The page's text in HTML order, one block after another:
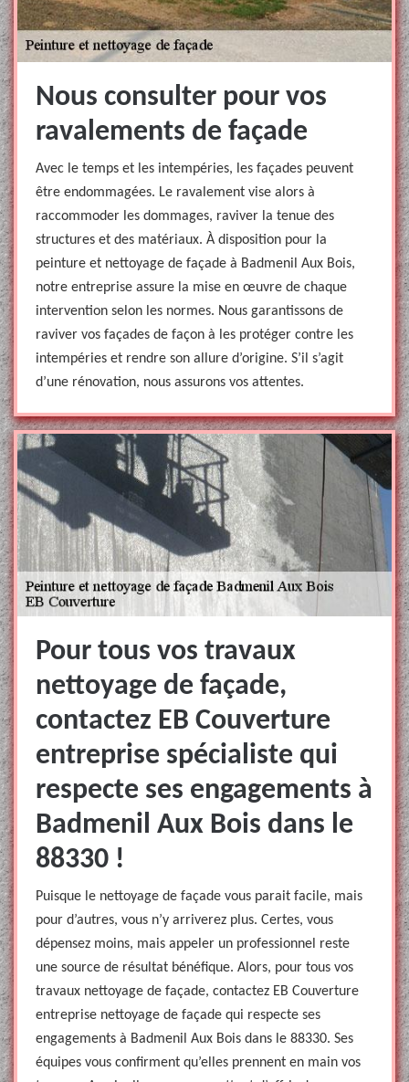
Nous consulter pour vos
ravalements de façade
Avec le temps et les intempéries, les façades peuvent
être endommagées. Le ravalement vise alors à
raccommoder les dommages, raviver la tenue des
structures et des matériaux. À disposition pour la
peinture et nettoyage de façade à Badmenil Aux Bois,
notre entreprise assure la mise en œuvre de chaque
intervention selon les normes. Nous garantissons de
raviver vos façades de façon à les protéger contre les
intempéries et rendre son allure d’origine. S’il s’agit
d’une rénovation, nous assurons vos attentes.
Pour tous vos travaux
nettoyage de façade,
contactez EB Couverture
entreprise spécialiste qui
respecte ses engagements à
Badmenil Aux Bois dans le
88330 !
Puisque le nettoyage de façade vous parait facile, mais
pour d’autres, vous n’y arriverez plus. Certes, vous
dépensez moins, mais appeler un professionnel reste
une source de résultat bénéfique. Alors, pour tous vos
travaux nettoyage de façade, contactez EB Couverture
entreprise nettoyage de façade qui respecte ses
engagements à Badmenil Aux Bois dans le 88330. Ses
équipes vous confirment qu’elles prennent en main vos